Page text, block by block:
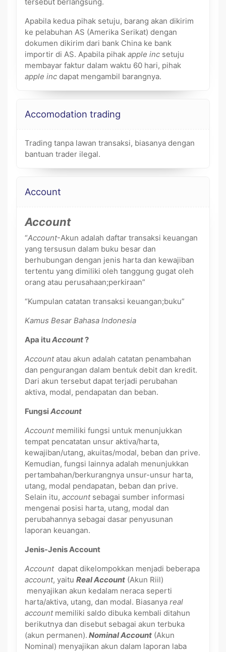
Apabila kedua pihak setuju, barang akan dikirim
ke pelabuhan AS (Amerika Serikat) dengan
dokumen dikirim dari bank China ke bank
importir di AS. Apabila pihak apple inc setuju
membayar faktur dalam waktu 60 hari, pihak
apple inc dapat mengambil barangnya.
Accomodation trading
Trading tanpa lawan transaksi, biasanya dengan
bantuan trader ilegal.
Account
Account
“Account-Akun adalah daftar transaksi keuangan
yang tersusun dalam buku besar dan
berhubungan dengan jenis harta dan kewajiban
tertentu yang dimiliki oleh tanggung gugat oleh
orang atau perusahaan;perkiraan”
“Kumpulan catatan transaksi keuangan;buku”
Kamus Besar Bahasa Indonesia
Apa ituAccount?
Accountatau akun adalah catatan penambahan
dan pengurangan dalam bentuk debit dan kredit.
Dari akun tersebut dapat terjadi perubahan
aktiva, modal, pendapatan dan beban.
FungsiAccount
Accountmemiliki fungsi untuk menunjukkan
tempat pencatatan unsur aktiva/harta,
kewajiban/utang, akuitas/modal, beban dan prive.
Kemudian, fungsi lainnya adalah menunjukkan
pertambahan/berkurangnya unsur-unsur harta,
utang, modal pendapatan, beban dan prive.
Selain itu, account sebagai sumber informasi
mengenai posisi harta, utang, modal dan
perubahannya sebagai dasar penyusunan
laporan keuangan.
Jenis-Jenis Account
Accountdapat dikelompokkan menjadi beberapa
account, yaitu Real Account (Akun Riil)
menyajikan akun kedalam neraca seperti
harta/aktiva, utang, dan modal. Biasanya real
account memiliki saldo dibuka kembali ditahun
berikutnya dan disebut sebagai akun terbuka
(akun permanen). Nominal Account (Akun
Nominal) menyajikan akun dalam laporan laba